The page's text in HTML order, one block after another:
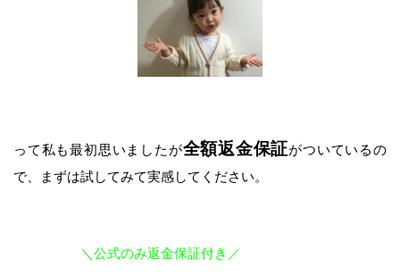
って私も最初思いましたが全額返金保証がついているの
で、まずは試してみて実感してください。
＼公式のみ返金保証付き／